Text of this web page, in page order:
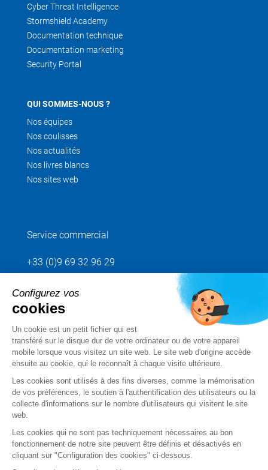
Cyber Threat Intelligence
Stormshield Academy
Documentation technique
Documentation marketing
Security Portal
QUI SOMMES-NOUS ?
Nos équipes
Nos coulisses
Nos actualités
Nos livres blancs
Nos sites web
Service commercial
+33 (0)9 69 32 96 29
Envoyez votre demande
Suivez-nous
Mentions légales
Configurez vos
cookies
Un cookie est un petit fichier qui est
transféré sur le disque dur de votre ordinateur ou de votre appareil
mobile lorsque vous visitez un site web. Le site web d'origine accède
ensuite au cookie, qui le reconnaît à chaque visite ultérieure.
Les cookies sont utilisés à des fins diverses, comme la mémorisation
de vos préférences, le soutien à l'authentification des utilisateurs ou la
collecte d'informations sur le nombre d'utilisateurs qui visitent le site
web.
Les cookies qui ne sont pas techniquement nécessaires au bon
fonctionnement de notre site peuvent être définis et désactivés en
cliquant sur "Configuration des cookies" ci-dessous.